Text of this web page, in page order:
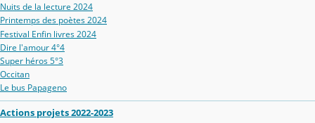
Nuits de la lecture 2024
Printemps des poètes 2024
Festival Enfin livres 2024
Dire l'amour 4°4
Super héros 5°3
Occitan
Le bus Papageno
Actions projets 2022-2023